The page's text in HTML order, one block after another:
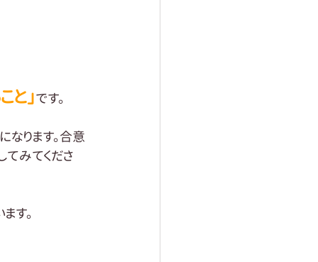
」です。
なります。合意
てみてくださ
す。